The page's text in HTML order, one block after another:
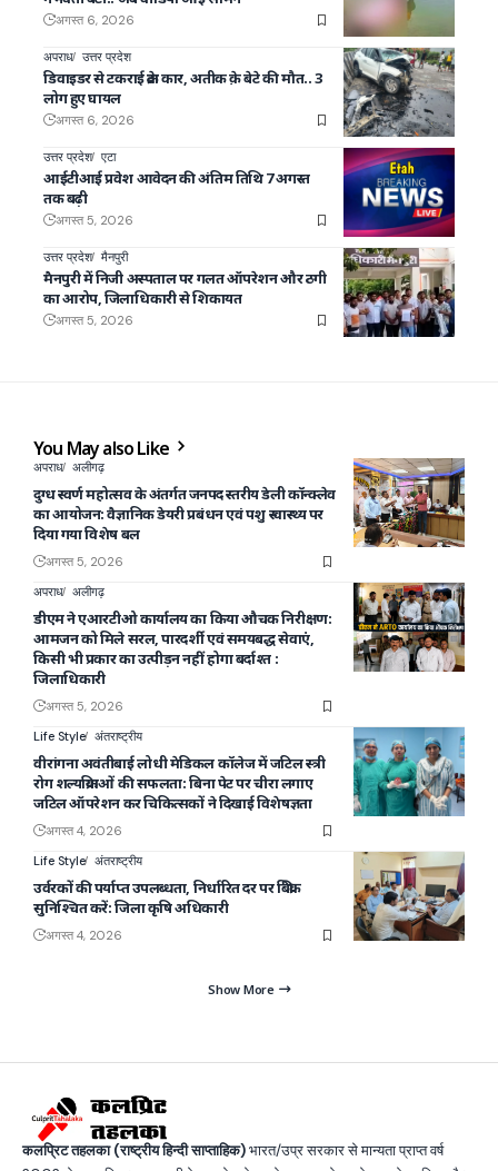
अगस्त 6, 2026
अपराध उत्तर प्रदेश
डिवाइडर से टकराई क्रेटा कार, अतीक क़े बेटे की मौत.. 3
लोग हुए घायल
अगस्त 6, 2026
उत्तर प्रदेश एटा
आईटीआई प्रवेश आवेदन की अंतिम तिथि 7 अगस्त
तक बढ़ी
अगस्त 5, 2026
उत्तर प्रदेश मैनपुरी
मैनपुरी में निजी अस्पताल पर गलत ऑपरेशन और ठगी
का आरोप, जिलाधिकारी से शिकायत
अगस्त 5, 2026
You May also Like
अपराध अलीगढ़
दुग्ध स्वर्ण महोत्सव के अंतर्गत जनपद स्तरीय डेली कॉन्क्लेव
का आयोजन: वैज्ञानिक डेयरी प्रबंधन एवं पशु स्वास्थ्य पर
दिया गया विशेष बल
अगस्त 5, 2026
अपराध अलीगढ़
डीएम ने एआरटीओ कार्यालय का किया औचक निरीक्षण:
आमजन को मिले सरल, पारदर्शी एवं समयबद्ध सेवाएं,
किसी भी प्रकार का उत्पीड़न नहीं होगा बर्दाश्त :
जिलाधिकारी
अगस्त 5, 2026
Life Style अंतराष्ट्रीय
वीरांगना अवंतीबाई लोधी मेडिकल कॉलेज में जटिल स्त्री
रोग शल्यक्रियाओं की सफलता: बिना पेट पर चीरा लगाए
जटिल ऑपरेशन कर चिकित्सकों ने दिखाई विशेषज्ञता
अगस्त 4, 2026
Life Style अंतराष्ट्रीय
उर्वरकों की पर्याप्त उपलब्धता, निर्धारित दर पर बिक्री
सुनिश्चित करें: जिला कृषि अधिकारी
अगस्त 4, 2026
Show More
कलप्रिट तहलका (राष्ट्रीय हिन्दी साप्ताहिक)भारत/उप्र सरकार से मान्यता प्राप्त वर्ष